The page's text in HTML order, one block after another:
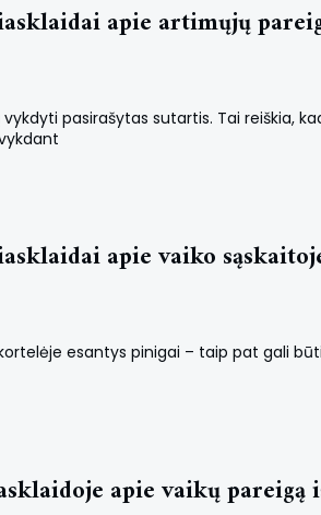
apie artimųjų
pasirašytas sutartis. Tai reiškia,
apie vaiko
esantys pinigai – taip pat gali
apie vaikų